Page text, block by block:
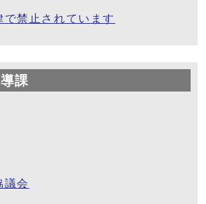
で禁止されています
課
議会